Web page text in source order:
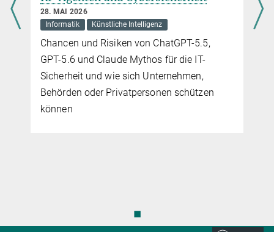
28. MAI 2026
Informatik
Künstliche Intelligenz
Chancen und Risiken von ChatGPT-5.5,
GPT-5.6 und Claude Mythos für die IT-
Sicherheit und wie sich Unternehmen,
Behörden oder Privatpersonen schützen
können
◼